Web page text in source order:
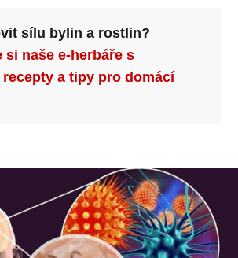
sílu bylin a rostlin?
si naše e-herbáře s
a tipy pro domácí